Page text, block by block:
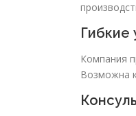
Гибкие
Компания
Возможна